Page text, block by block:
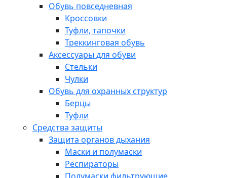
Обувь повседневная
Кроссовки
Туфли, тапочки
Треккинговая обувь
Аксессуары для обуви
Стельки
Чулки
Обувь для охранных структур
Берцы
Туфли
Средства защиты
Защита органов дыхания
Маски и полумаски
Респираторы